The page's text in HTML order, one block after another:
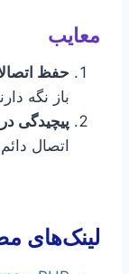
معایب
حفظ
باز نگه
پیچیدگی
اتصال
لینک‌های